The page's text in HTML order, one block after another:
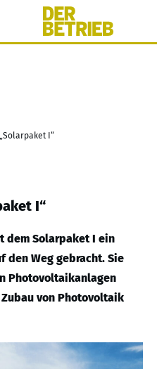
I“
I“
dem Solarpaket I ein
den Weg gebracht. Sie
Photovoltaikanlagen
von Photovoltaik